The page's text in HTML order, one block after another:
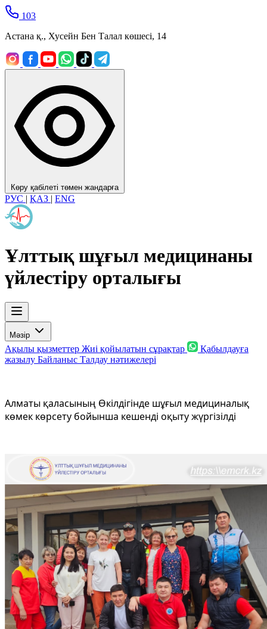
103
Астана қ., Хусейн Бен Талал көшесі, 14
Көру қабілеті төмен жандарға
РУС | ҚАЗ | ENG
Ұлттық шұғыл медицинаны
үйлестіру орталығы
Мәзір
Ақылы қызметтер Жиі қойылатын сұрақтар
Қабылдауға
жазылу Байланыс Талдау нәтижелері
Алматы қаласының Өкілдігінде шұғыл медициналық
көмек көрсету бойынша кешенді оқыту жүргізілді